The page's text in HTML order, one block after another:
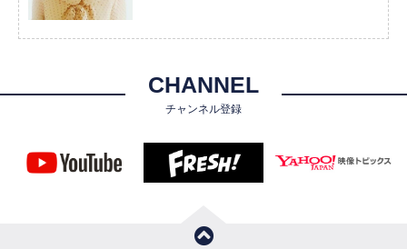
CHANNEL
チャンネル登録